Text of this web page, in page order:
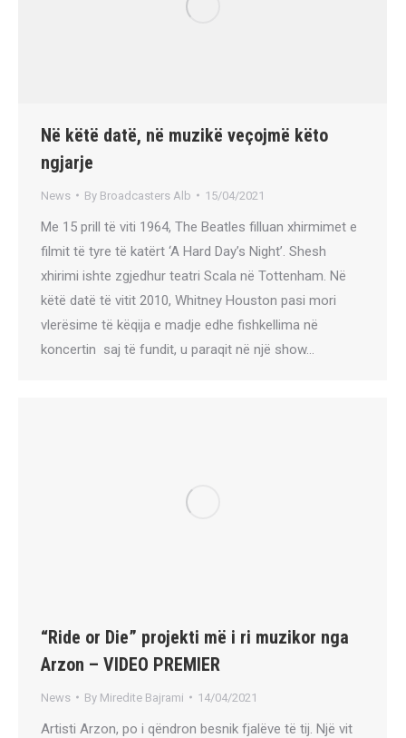
Në këtë datë, në muzikë veçojmë këto
ngjarje
News By Broadcasters Alb 15/04/2021
Me 15 prill të viti 1964, The Beatles filluan xhirmimet e
filmit të tyre të katërt ‘A Hard Day’s Night’. Shesh
xhirimi ishte zgjedhur teatri Scala në Tottenham. Në
këtë datë të vitit 2010, Whitney Houston pasi mori
vlerësime të këqija e madje edhe fishkellima në
koncertin saj të fundit, u paraqit në një show…
“Ride or Die” projekti më i ri muzikor nga
Arzon – VIDEO PREMIER
News By Miredite Bajrami 14/04/2021
Artisti Arzon, po i qëndron besnik fjalëve të tij. Një vit